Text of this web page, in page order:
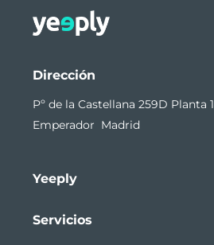
Dirección
Pº de la Castellana 259D Planta
Emperador Madrid
Yeeply
Servicios